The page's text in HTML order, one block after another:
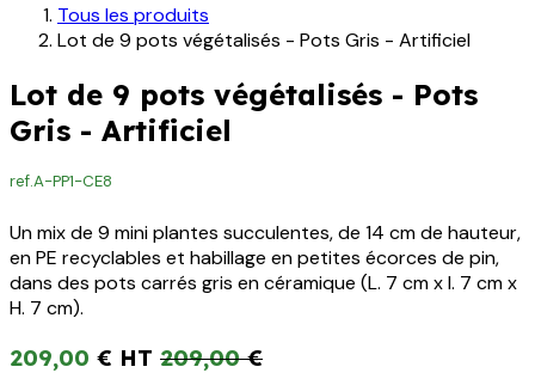
Tous les produits
Lot de 9 pots végétalisés - Pots Gris - Artificiel
Lot de 9 pots végétalisés - Pots
Gris - Artificiel
ref.A-PP1-CE8
Un mix de 9 mini plantes succulentes, de 14 cm de hauteur,
en PE recyclables et habillage en petites écorces de pin,
dans des pots carrés gris en céramique (L. 7 cm x l. 7 cm x
H. 7 cm).
209,00 € 209,00€